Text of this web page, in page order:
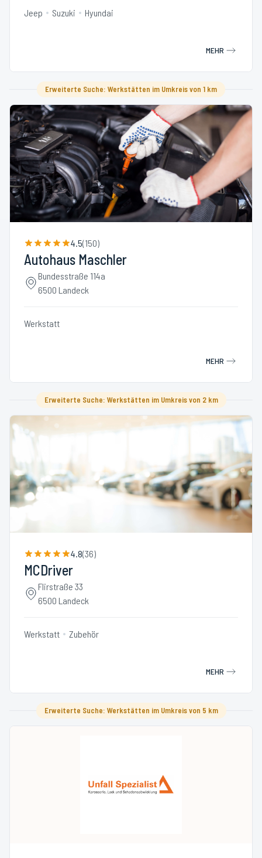
Jeep Suzuki Hyundai
MEHR
Erweiterte Suche: Werkstätten im Umkreis von 1 km
4.5(150)
Autohaus Maschler
Bundesstraße 114a
6500 Landeck
Werkstatt
MEHR
Erweiterte Suche: Werkstätten im Umkreis von 2 km
4.8(36)
MCDriver
Flirstraße 33
6500 Landeck
Werkstatt Zubehör
MEHR
Erweiterte Suche: Werkstätten im Umkreis von 5 km